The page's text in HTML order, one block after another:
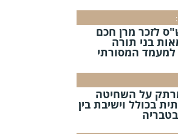
לזכר מרן חכם
בני תורה
למעמד המסורתי
על השחיטה
בכולל וישיבת בין